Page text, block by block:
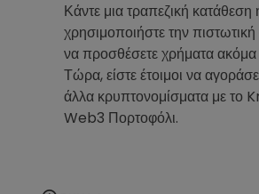
Κάντε μια τραπεζική κατάθεση
χρησιμοποιήστε την
να προσθέσετε χρήματα
Τώρα, είστε έτοιμοι να
άλλα κρυπτονομίσματα με το
Web3 Πορτοφόλι.